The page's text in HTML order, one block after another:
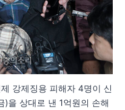
강제징용 피해자 4명이 신
)을 상대로 낸 1억원의 손해